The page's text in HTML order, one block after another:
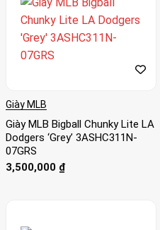
Giày MLB
Giày MLB Bigball Chunky Lite LA
Dodgers ‘Grey’ 3ASHC311N-
07GRS
3,500,000 ₫